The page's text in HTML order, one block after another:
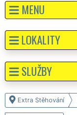
MENU
Extra Stěhování
LOKALITY
SLUŽBY